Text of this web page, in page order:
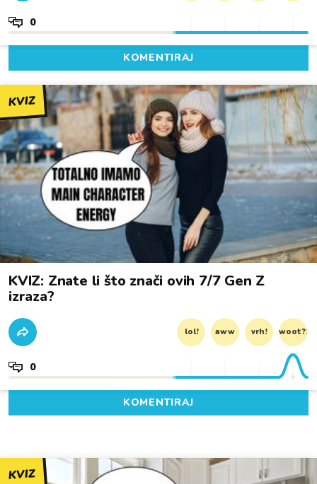
0
KOMENTIRAJ
KVIZ
KVIZ: Znate li što znači ovih 7/7 Gen Z
izraza?
lol! aww vrh! woot?!
0
KOMENTIRAJ
KVIZ